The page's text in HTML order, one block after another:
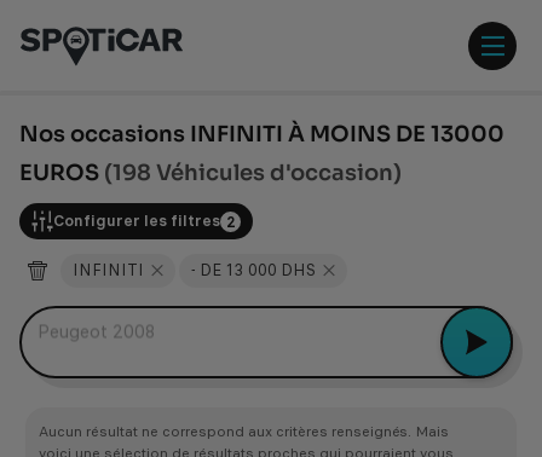
contenu
pied
Nos occasions INFINITI À MOINS DE 13000
EUROS (198 Véhicules d'occasion)
Configurer les filtres 2
INFINITI - DE 13 000 DHS
Peugeot 2008
Aucun résultat ne correspond aux critères renseignés. Mais